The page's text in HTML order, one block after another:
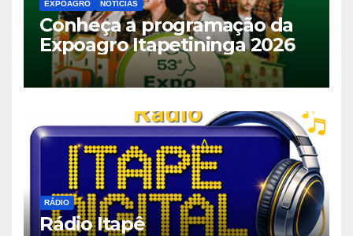
EXPOAGRO NOTÍCIAS
Conheça a programação da
Expoagro Itapetininga 2026
RÁDIO
Rádio Itapê